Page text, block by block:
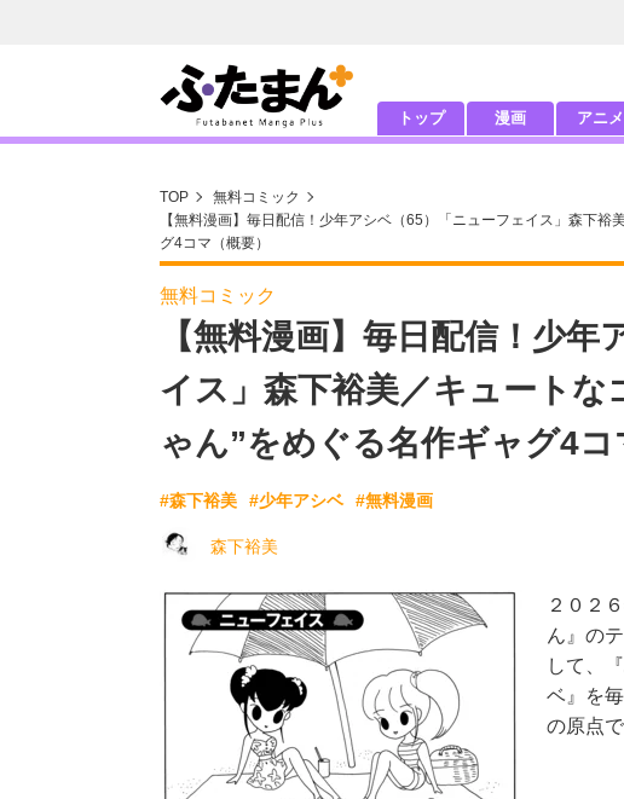
トップ 漫画 アニメ
TOP
無料コミック
【無料漫画】毎日配信！少年アシベ（65）「ニューフェイス」森下裕
グ4コマ（概要）
無料コミック
【無料漫画】毎日配信！少
イス」森下裕美／キュート
ゃん”をめぐる名作ギャグ4コ
#森下裕美 #少年アシベ #無料漫画
森下裕美
２０２
ん』の
して、
ベ』を
の原点